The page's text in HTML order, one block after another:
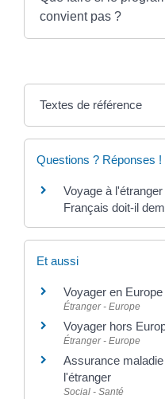
convient pas ?
Textes de référence
Questions ? Réponses !
Voyage à
Français doit-il
Et aussi
Voyager en Europe
Étranger - Europe
Voyager hors
Étranger - Europe
Assurance
l'étranger
Social - Santé